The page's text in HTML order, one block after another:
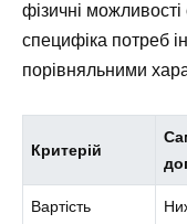
фізичні
специфіка потреб
порівняльними
Критерій
Вартість